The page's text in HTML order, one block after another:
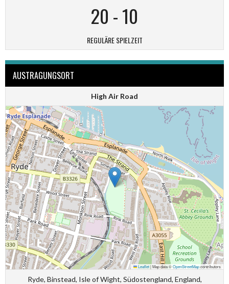
20 -10
REGULÄRE SPIELZEIT
AUSTRAGUNGSORT
High Air Road
Leaflet|Map data ©OpenStreetMapcontributors
Ryde, Binstead, Isle of Wight, Südostengland, England,